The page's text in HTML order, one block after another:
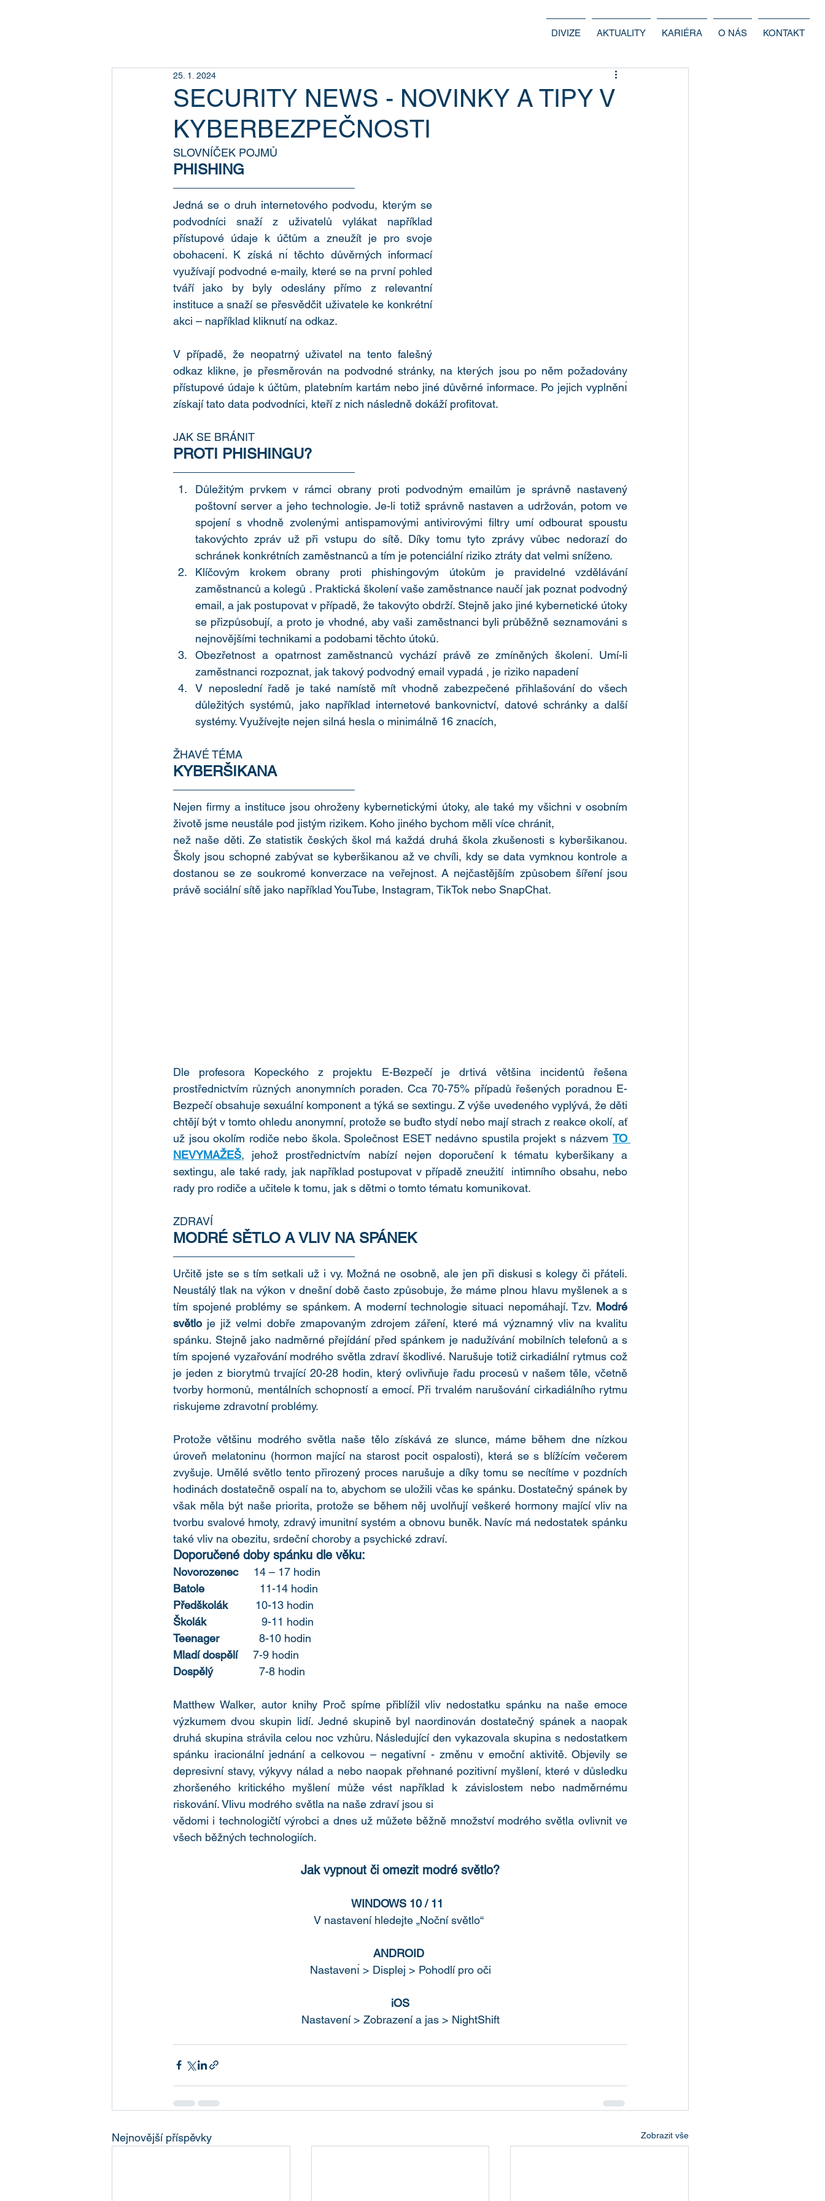
DIVIZE AKTUALITY KARIÉRA O NÁS KONTAKT
SECURITY NEWS - NOVINKY A TIPY V
KYBERBEZPEČNOSTI
25. 1. 2024
SLOVNÍČEK POJMŮ
PHISHING
Jedná se o druh internetového podvodu, kterým se
podvodníci snaží z uživatelů vylákat například
přístupové údaje k účtům a zneužít je pro svoje
obohacenı́. K získá nı́ těchto důvěrných informací
využívají podvodné e-maily, které se na první pohled
tváří jako by byly odeslány přímo z relevantní
instituce a snaží se přesvědčit uživatele ke konkrétní
akci – například kliknutí na odkaz.
V případě, že neopatrný uživatel na tento falešný
odkaz klikne, je přesměrován na podvodné stránky, na kterých jsou po něm požadovány
přístupové údaje k účtům, platebním kartám nebo jiné důvěrné informace. Po jejich vyplněnı́
získají tato data podvodníci, kteří z nich následně dokáží profitovat.
JAK SE BRÁNIT
PROTI PHISHINGU?
Důležitým prvkem v rámci obrany proti podvodným emailům je správně nastavený
poštovní server a jeho technologie. Je-li totiž správně nastaven a udržován, potom ve
spojení s vhodně zvolenými antispamovými antivirovými filtry umí odbourat spoustu
takovýchto zpráv už při vstupu do sítě. Díky tomu tyto zprávy vůbec nedorazí do
schránek konkrétních zaměstnanců a tím je potenciální riziko ztráty dat velmi sníženo.
Klíčovým krokem obrany proti phishingovým útokům je pravidelné vzdělávání
zaměstnanců a kolegů . Praktická školení vaše zaměstnance naučí jak poznat podvodný
email, a jak postupovat v případě, že takovýto obdrží. Stejně jako jiné kybernetické útoky
se přizpůsobují, a proto je vhodné, aby vaši zaměstnanci byli průběžně seznamováni s
nejnovějšími technikami a podobami těchto útoků.
Obezřetnost a opatrnost zaměstnanců vychází právě ze zmíněných školenı́. Umí-li
zaměstnanci rozpoznat, jak takový podvodný email vypadá , je riziko napadení
V neposlední řadě je také namístě mít vhodně zabezpečené přihlašování do všech
důležitých systémů, jako například internetové bankovnictví, datové schránky a další
systémy. Využívejte nejen silná hesla o minimálně 16 znacích,
ŽHAVÉ TÉMA
KYBERŠIKANA
Nejen firmy a instituce jsou ohroženy kybernetickými útoky, ale také my všichni v osobním
životě jsme neustále pod jistým rizikem. Koho jiného bychom měli více chránit,
než naše děti. Ze statistik českých škol má každá druhá škola zkušenosti s kyberšikanou.
Školy jsou schopné zabývat se kyberšikanou až ve chvíli, kdy se data vymknou kontrole a
dostanou se ze soukromé konverzace na veřejnost. A nejčastějším způsobem šíření jsou
právě sociální sítě jako například YouTube, Instagram, TikTok nebo SnapChat.
Dle profesora Kopeckého z projektu E-Bezpečí je drtivá většina incidentů řešena
prostřednictvím různých anonymních poraden. Cca 70-75% případů řešených poradnou E-
Bezpečí obsahuje sexuální komponent a týká se sextingu. Z výše uvedeného vyplývá, že děti
chtějí být v tomto ohledu anonymní, protože se buďto stydí nebo mají strach z reakce okolí, ať
už jsou okolím rodiče nebo škola. Společnost ESET nedávno spustila projekt s názvem TO
NEVYMAŽEŠ, jehož prostřednictvím nabízí nejen doporučení k tématu kyberšikany a
sextingu, ale také rady, jak například postupovat v případě zneužití  intimního obsahu, nebo
rady pro rodiče a učitele k tomu, jak s dětmi o tomto tématu komunikovat.
ZDRAVÍ
MODRÉ SĚTLO A VLIV NA SPÁNEK
Určitě jste se s tím setkali už i vy. Možná ne osobně, ale jen při diskusi s kolegy či přáteli.
Neustálý tlak na výkon v dnešní době často způsobuje, že máme plnou hlavu myšlenek a s
tím spojené problémy se spánkem. A moderní technologie situaci nepomáhají. Tzv. Modré
světlo je již velmi dobře zmapovaným zdrojem záření, které má významný vliv na kvalitu
spánku. Stejně jako nadměrné přejídání před spánkem je nadužívání mobilních telefonů a s
tím spojené vyzařování modrého světla zdraví škodlivé. Narušuje totiž cirkadiální rytmus což
je jeden z biorytmů trvající 20-28 hodin, který ovlivňuje řadu procesů v našem těle, včetně
tvorby hormonů, mentálních schopností a emocí. Při trvalém narušování cirkadiálního rytmu
riskujeme zdravotní problémy.
Protože většinu modrého světla naše tělo získává ze slunce, máme během dne nízkou
úroveň melatoninu (hormon mající na starost pocit ospalosti), která se s blížícím večerem
zvyšuje. Umělé světlo tento přirozený proces narušuje a díky tomu se necítíme v pozdních
hodinách dostatečně ospalí na to, abychom se uložili včas ke spánku. Dostatečný spánek by
však měla být naše priorita, protože se během něj uvolňují veškeré hormony mající vliv na
tvorbu svalové hmoty, zdravý imunitní systém a obnovu buněk. Navíc má nedostatek spánku
také vliv na obezitu, srdeční choroby a psychické zdraví.
Doporučené doby spánku dle věku:
Novorozenec
     14 – 17 hodin
Batole
                  11-14 hodin
Předškolák
        10-13 hodin
Školák
                  9-11 hodin
Teenager
            8-10 hodin
Mladí dospělí
   7-9 hodin
Dospělý
            7-8 hodin
Matthew Walker, autor knihy Proč spíme přiblížil vliv nedostatku spánku na naše emoce
výzkumem dvou skupin lidí. Jedné skupině byl naordinován dostatečný spánek a naopak
druhá skupina strávila celou noc vzhůru. Následující den vykazovala skupina s nedostatkem
spánku iracionální jednání a celkovou – negativní - změnu v emoční aktivitě. Objevily se
depresivní stavy, výkyvy nálad a nebo naopak přehnané pozitivní myšlení, které v důsledku
zhoršeného kritického myšlení může vést například k závislostem nebo nadměrnému
riskování. Vlivu modrého světla na naše zdraví jsou si
vědomi i technologičtí výrobci a dnes už můžete běžně množství modrého světla ovlivnit ve
všech běžných technologiích.
Jak vypnout či omezit modré světlo?
WINDOWS 10 / 11
V nastavení hledejte „Noční světlo“
ANDROID
Nastavenı́ > Displej > Pohodlí pro oči
iOS
Nastavení > Zobrazení a jas > NightShift
Nejnovější příspěvky Zobrazit vše